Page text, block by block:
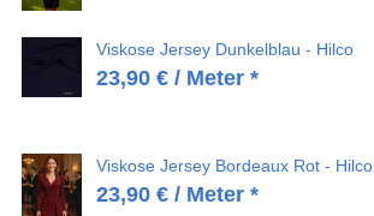
Viskose Jersey Dunkelblau - Hilco
23,90 €/ Meter *
Viskose Jersey Bordeaux Rot - Hilco
23,90 €/ Meter *